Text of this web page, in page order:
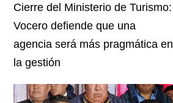
Cierre del Ministerio de Turismo:
Vocero defiende que una
agencia será más pragmática en
la gestión